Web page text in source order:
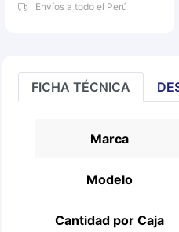
Envíos a todo el Perú
FICHA TÉCNICA
Marca
Modelo
Cantidad por Caja